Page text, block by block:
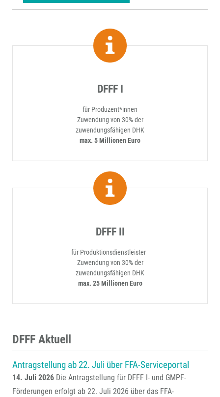
DFFF I
für Produzent*innen
Zuwendung von 30% der
zuwendungsfähigen DHK
max. 5 Millionen Euro
DFFF II
für Produktionsdienstleister
Zuwendung von 30% der
zuwendungsfähigen DHK
max. 25 Millionen Euro
DFFF Aktuell
Antragstellung ab 22. Juli über FFA-Serviceportal
14. Juli 2026 Die Antragstellung für DFFF I- und GMPF-
Förderungen erfolgt ab 22. Juli 2026 über das FFA-